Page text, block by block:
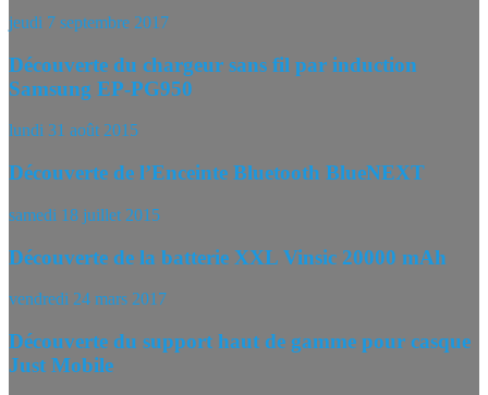
jeudi 7 septembre 2017
Découverte du chargeur sans fil par induction
Samsung EP-PG950
lundi 31 août 2015
Découverte de l’Enceinte Bluetooth BlueNEXT
samedi 18 juillet 2015
Découverte de la batterie XXL Vinsic 20000 mAh
vendredi 24 mars 2017
Découverte du support haut de gamme pour casque
Just Mobile